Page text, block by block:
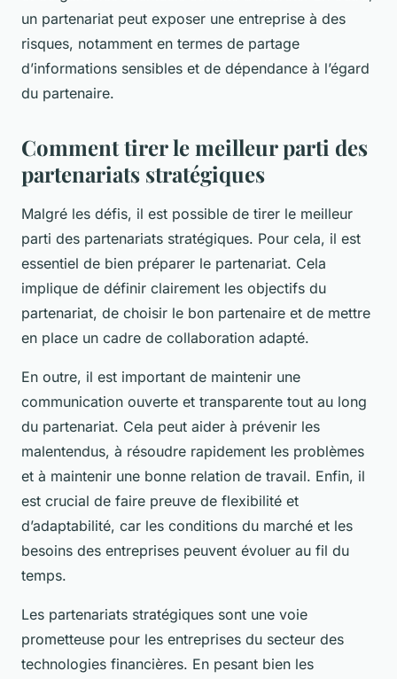
un partenariat peut exposer une entreprise à des
risques, notamment en termes de partage
d’informations sensibles et de dépendance à l’égard
du partenaire.
Comment tirer le meilleur parti des
partenariats stratégiques
Malgré les défis, il est possible de tirer le meilleur
parti des partenariats stratégiques. Pour cela, il est
essentiel de bien préparer le partenariat. Cela
implique de définir clairement les objectifs du
partenariat, de choisir le bon partenaire et de mettre
en place un cadre de collaboration adapté.
En outre, il est important de maintenir une
communication ouverte et transparente tout au long
du partenariat. Cela peut aider à prévenir les
malentendus, à résoudre rapidement les problèmes
et à maintenir une bonne relation de travail. Enfin, il
est crucial de faire preuve de flexibilité et
d’adaptabilité, car les conditions du marché et les
besoins des entreprises peuvent évoluer au fil du
temps.
Les partenariats stratégiques sont une voie
prometteuse pour les entreprises du secteur des
technologies financières. En pesant bien les